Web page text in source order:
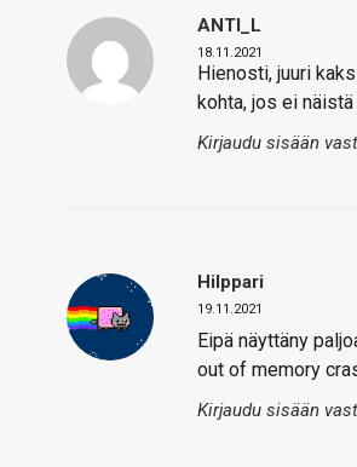
ANTI_L
18.11.2021
Hienosti, juuri
kohta, jos ei
Kirjaudu sisään
Hilppari
19.11.2021
Eipä näyttäny
out of memory
Kirjaudu sisään